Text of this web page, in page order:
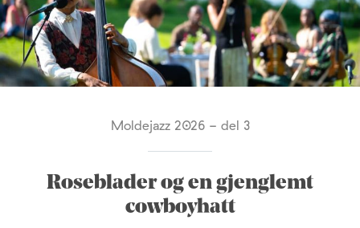
Moldejazz 2026 - del 3
Roseblader og en gjenglemt
cowboyhatt